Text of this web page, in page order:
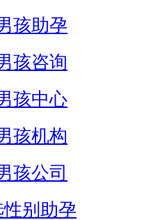
孩助孕
孩咨询
孩中心
孩机构
孩公司
别助孕